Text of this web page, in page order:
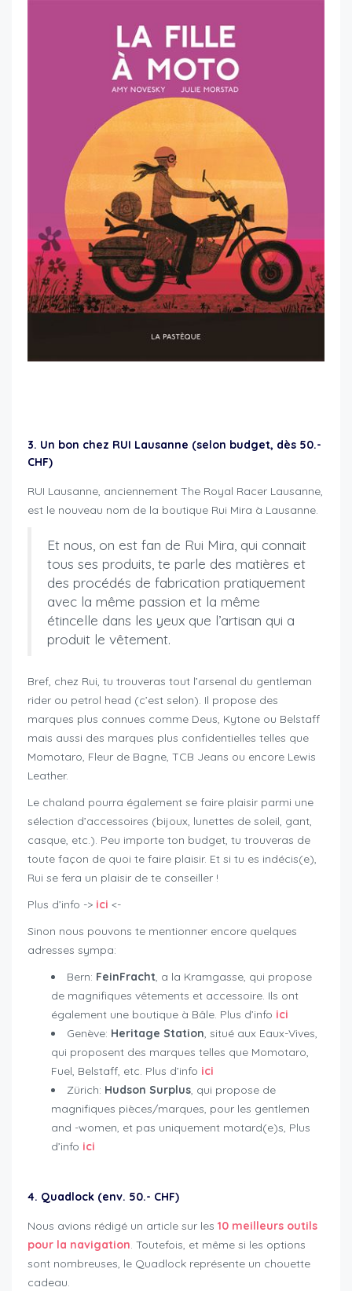
3. Un bon chez RUI Lausanne (selon budget, dès 50.-
CHF)
RUI Lausanne, anciennement The Royal Racer Lausanne,
est le nouveau nom de la boutique Rui Mira à Lausanne.
Et nous, on est fan de Rui Mira, qui connait
tous ses produits, te parle des matières et
des procédés de fabrication pratiquement
avec la même passion et la même
étincelle dans les yeux que l’artisan qui a
produit le vêtement.
Bref, chez Rui, tu trouveras tout l’arsenal du gentleman
rider ou petrol head (c’est selon). Il propose des
marques plus connues comme Deus, Kytone ou Belstaff
mais aussi des marques plus confidentielles telles que
Momotaro, Fleur de Bagne, TCB Jeans ou encore Lewis
Leather.
Le chaland pourra également se faire plaisir parmi une
sélection d’accessoires (bijoux, lunettes de soleil, gant,
casque, etc.). Peu importe ton budget, tu trouveras de
toute façon de quoi te faire plaisir. Et si tu es indécis(e),
Rui se fera un plaisir de te conseiller !
Plus d’info -> ici <-
Sinon nous pouvons te mentionner encore quelques
adresses sympa:
Bern: FeinFracht, a la Kramgasse, qui propose
de magnifiques vêtements et accessoire. Ils ont
également une boutique à Bâle. Plus d’info ici
Genève: Heritage Station, situé aux Eaux-Vives,
qui proposent des marques telles que Momotaro,
Fuel, Belstaff, etc. Plus d’info ici
Zürich: Hudson Surplus, qui propose de
magnifiques pièces/marques, pour les gentlemen
and -women, et pas uniquement motard(e)s, Plus
d’info ici
4. Quadlock (env. 50.- CHF)
Nous avions rédigé un article sur les 10 meilleurs outils
pour la navigation. Toutefois, et même si les options
sont nombreuses, le Quadlock représente un chouette
cadeau.